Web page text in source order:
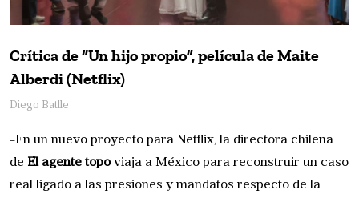
Crítica de “Un hijo propio”, película de Maite
Alberdi (Netflix)
Diego Batlle
-En un nuevo proyecto para Netflix, la directora chilena
de El agente topoviaja a México para reconstruir un caso
real ligado a las presiones y mandatos respecto de la